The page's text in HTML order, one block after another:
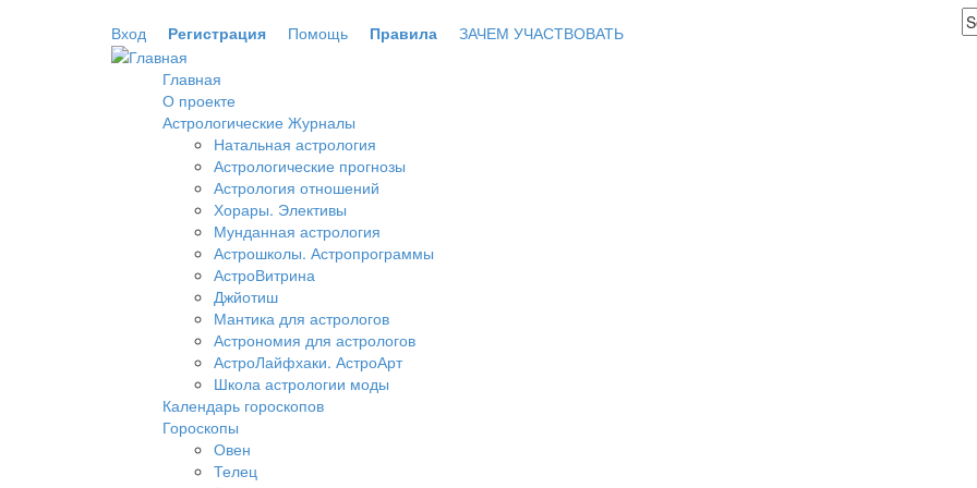
Вход
Регистрация Помощь Правила ЗАЧЕМ УЧАСТВОВАТЬ
Главная
О проекте
Астрологические Журналы
Натальная астрология
Астрологические прогнозы
Астрология отношений
Хорары. Элективы
Мунданная астрология
Астрошколы. Астропрограммы
АстроВитрина
Джйотиш
Мантика для астрологов
Астрономия для астрологов
АстроЛайфхаки. АстроАрт
Школа астрологии моды
Календарь гороскопов
Гороскопы
Овен
Телец